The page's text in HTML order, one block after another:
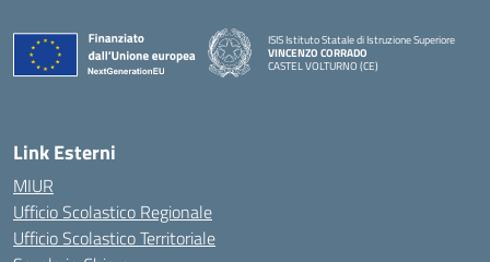
ISIS Istituto Statale di Istruzione Superiore
VINCENZO CORRADO
CASTEL VOLTURNO (CE)
Link Esterni
MIUR
Ufficio Scolastico Regionale
Ufficio Scolastico Territoriale